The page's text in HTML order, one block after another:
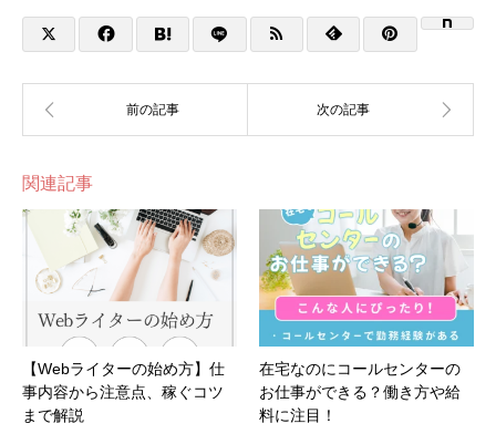
関連記事
【Webライターの始め方】仕
事内容から注意点、稼ぐコツ
まで解説
在宅なのにコールセンターの
お仕事ができる？働き方や給
料に注目！